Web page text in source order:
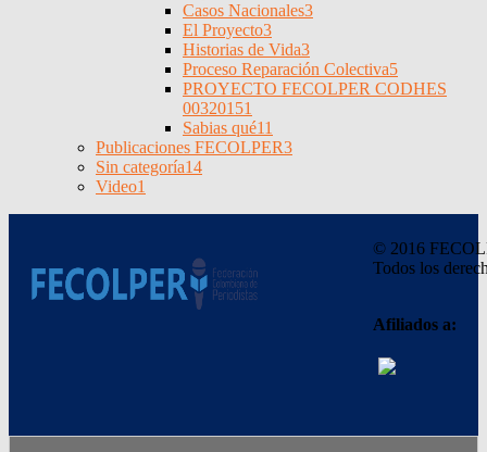
Casos Nacionales3
El Proyecto3
Historias de Vida3
Proceso Reparación Colectiva5
PROYECTO FECOLPER CODHES
00320151
Sabias qué11
Publicaciones FECOLPER3
Sin categoría14
Video1
© 2016
Todos los
Afiliados a: